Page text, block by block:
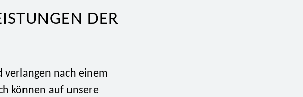
DER
nach einem
können auf unsere